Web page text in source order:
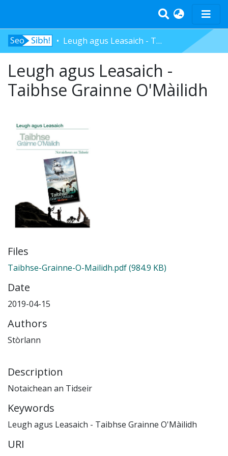
Home
Tràth-ìrean
Bun-sgoil
Àrd-sgoil
Measgachadh
Log In
Leugh agus Leasaich - Taibhse Grainne O'Màilidh
Leugh agus Leasaich -
Taibhse Grainne O'Màilidh
Files
Taibhse-Grainne-O-Mailidh.pdf(984.9 KB)
Date
2019-04-15
Authors
Stòrlann
Description
Notaichean an Tidseir
Keywords
Leugh agus Leasaich - Taibhse Grainne O'Màilidh
URI